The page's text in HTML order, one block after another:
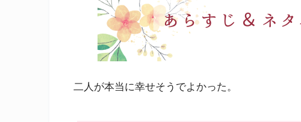
二人が本当に幸せそうでよかった。